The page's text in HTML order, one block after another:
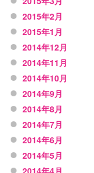
2015年2月
2015年1月
2014年12月
2014年11月
2014年10月
2014年9月
2014年8月
2014年7月
2014年6月
2014年5月
2014年4月